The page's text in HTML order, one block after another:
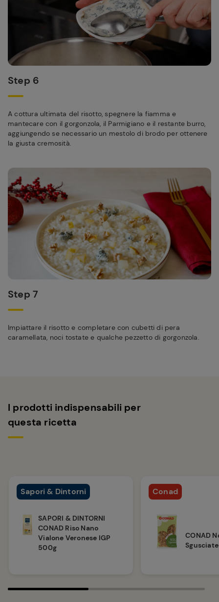
Step 6
A cottura ultimata del risotto, spegnere la fiamma e
mantecare con il gorgonzola, il Parmigiano e il restante burro,
aggiungendo se necessario un mestolo di brodo per ottenere
la giusta cremosità.
Step 7
Impiattare il risotto e completare con cubetti di pera
caramellata, noci tostate e qualche pezzetto di gorgonzola.
I prodotti indispensabili per
questa ricetta
Sapori & Dintorni
SAPORI & DINTORNI
CONAD Riso Nano
Vialone Veronese IGP
500g
Conad
CONAD